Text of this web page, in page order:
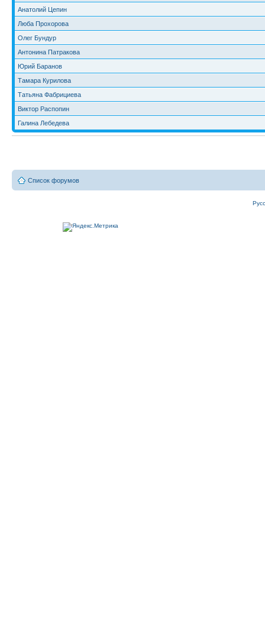
Анатолий Цепин
Люба Прохорова
Олег Бундур
Антонина Патракова
Юрий Баранов
Тамара Курилова
Татьяна Фабрициева
Виктор Распопин
Галина Лебедева
Список форумов